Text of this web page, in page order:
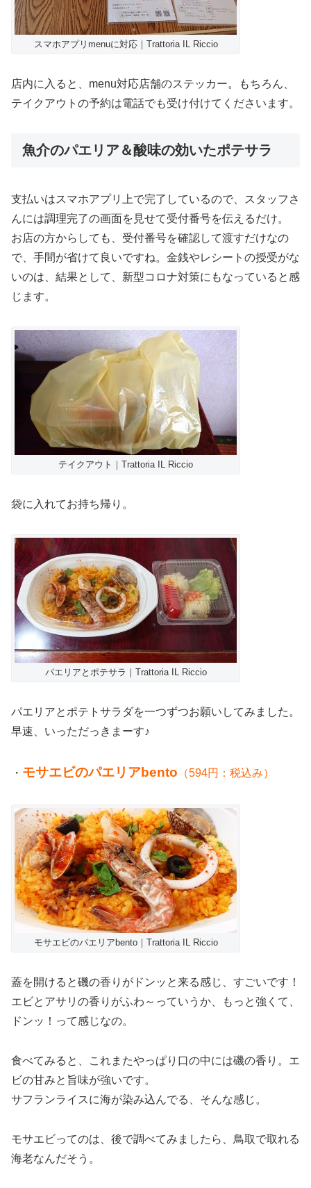
スマホアプリmenuに対応｜Trattoria IL Riccio
店内に入ると、menu対応店舗のステッカー。もちろん、
テイクアウトの予約は電話でも受け付けてくださいます。
魚介のパエリア＆酸味の効いたポテサラ
支払いはスマホアプリ上で完了しているので、スタッフさ
んには調理完了の画面を見せて受付番号を伝えるだけ。
お店の方からしても、受付番号を確認して渡すだけなの
で、手間が省けて良いですね。金銭やレシートの授受がな
いのは、結果として、新型コロナ対策にもなっていると感
じます。
テイクアウト｜Trattoria IL Riccio
袋に入れてお持ち帰り。
パエリアとポテサラ｜Trattoria IL Riccio
パエリアとポテトサラダを一つずつお願いしてみました。
早速、いっただっきまーす♪
・ モサエビのパエリアbento （594円：税込み）
モサエビのパエリアbento｜Trattoria IL Riccio
蓋を開けると磯の香りがドンッと来る感じ、すごいです！
エビとアサリの香りがふわ～っていうか、もっと強くて、
ドンッ！って感じなの。
食べてみると、これまたやっぱり口の中には磯の香り。エ
ビの甘みと旨味が強いです。
サフランライスに海が染み込んでる、そんな感じ。
モサエビってのは、後で調べてみましたら、鳥取で取れる
海老なんだそう。